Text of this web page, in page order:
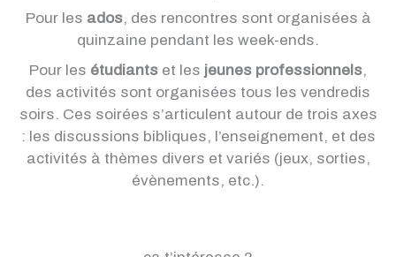
Pour les ados, des rencontres sont organisées à
quinzaine pendant les week-ends.
Pour les étudiants et les jeunes professionnels,
des activités sont organisées tous les vendredis
soirs. Ces soirées s’articulent autour de trois axes
: les discussions bibliques, l’enseignement, et des
activités à thèmes divers et variés (jeux, sorties,
évènements, etc.).